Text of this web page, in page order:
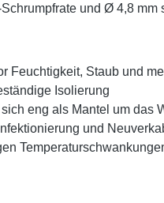
und Ø 4,8
Feuchtigkeit, Staub und
Isolierung
eng als Mantel um das
und